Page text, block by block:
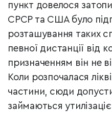
пункт довелося
СРСР та США було
розташування таких
певної дистанції від
призначенням він не
Коли розпочалася
частини, сюди
займаються